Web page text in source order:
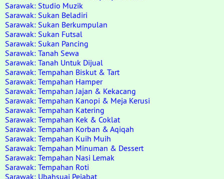
Sarawak: Studio Muzik
Sarawak: Sukan Beladiri
Sarawak: Sukan Berkumpulan
Sarawak: Sukan Futsal
Sarawak: Sukan Pancing
Sarawak: Tanah Sewa
Sarawak: Tanah Untuk Dijual
Sarawak: Tempahan Biskut & Tart
Sarawak: Tempahan Hamper
Sarawak: Tempahan Jajan & Kekacang
Sarawak: Tempahan Kanopi & Meja Kerusi
Sarawak: Tempahan Katering
Sarawak: Tempahan Kek & Coklat
Sarawak: Tempahan Korban & Aqiqah
Sarawak: Tempahan Kuih Muih
Sarawak: Tempahan Minuman & Dessert
Sarawak: Tempahan Nasi Lemak
Sarawak: Tempahan Roti
Sarawak: Ubahsuai Pejabat